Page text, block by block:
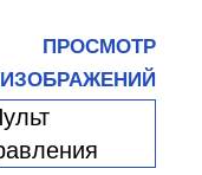
ПРОСМОТР
ИЗОБРАЖЕНИЙ